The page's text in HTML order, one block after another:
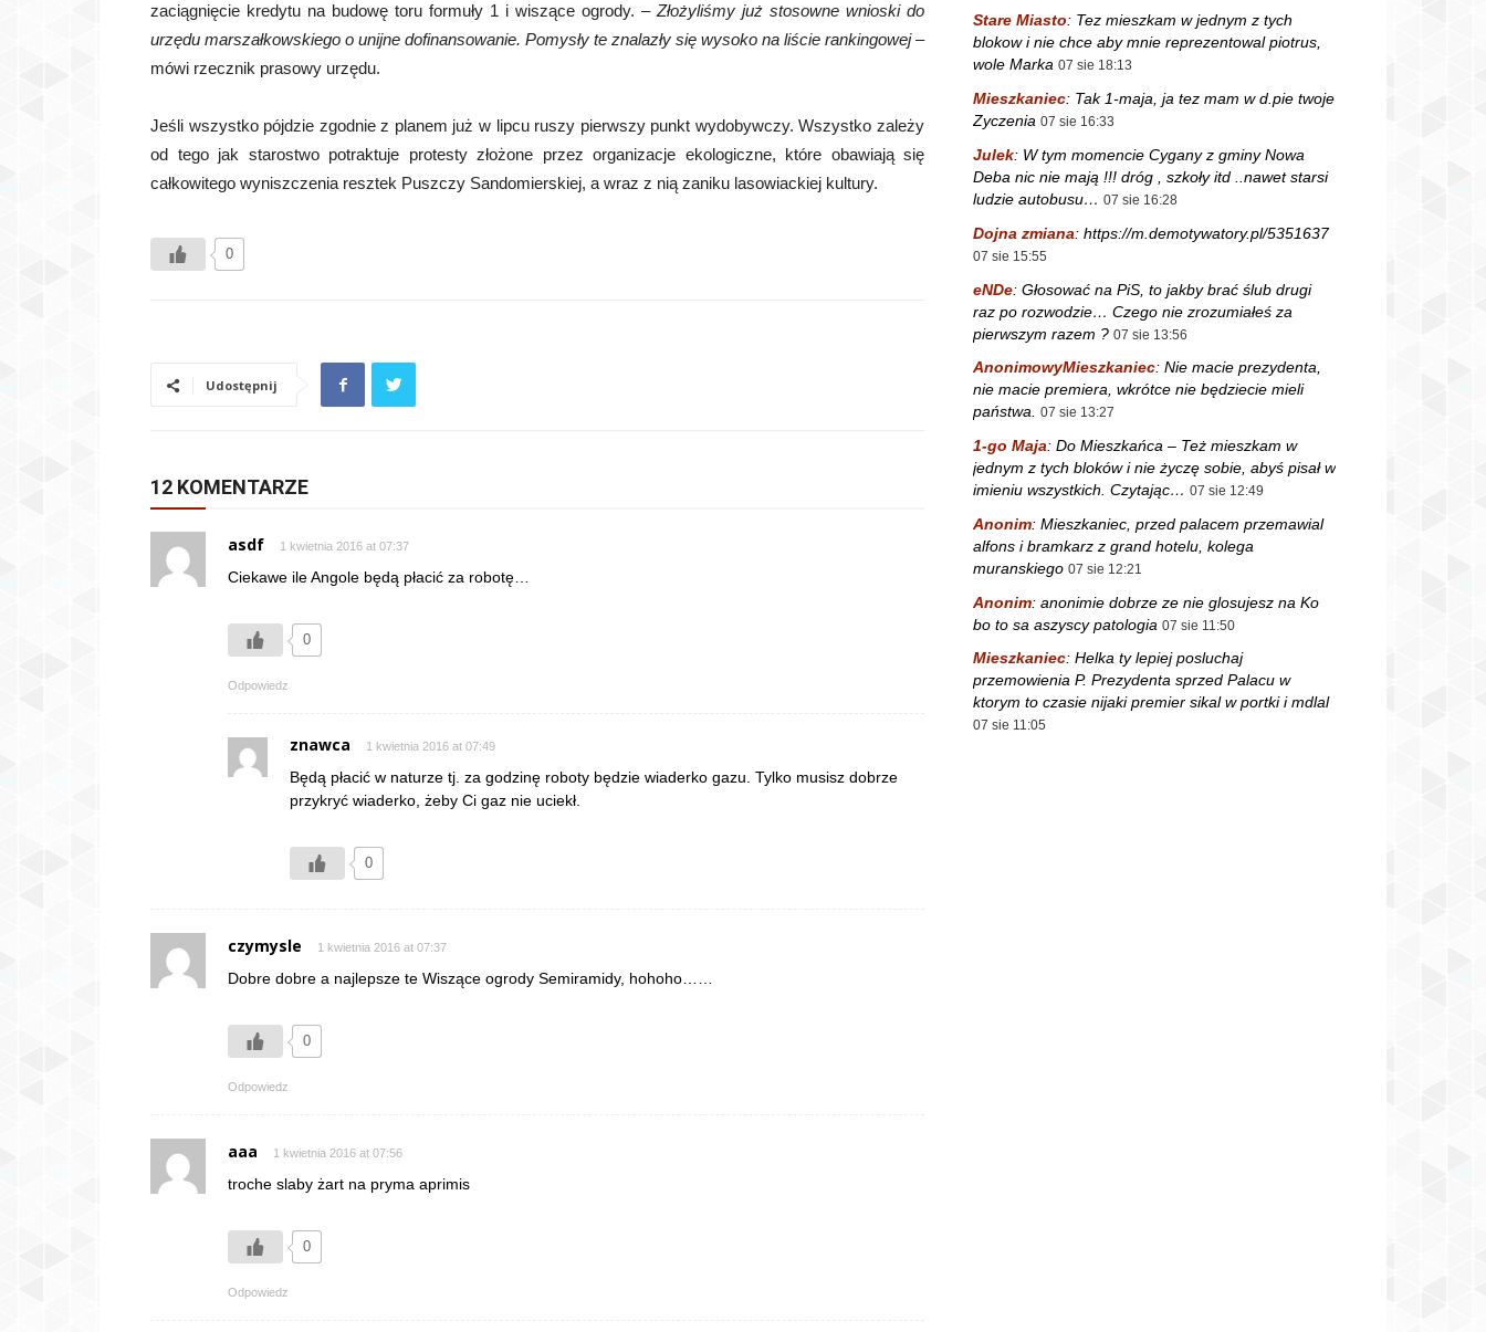
zaciągnięcie kredytu na budowę toru formuły 1 i wiszące ogrody. – Złożyliśmy już stosowne wnioski do
urzędu marszałkowskiego o unijne dofinansowanie. Pomysły te znalazły się wysoko na liście rankingowej–
mówi rzecznik prasowy urzędu.
Jeśli wszystko pójdzie zgodnie z planem już w lipcu ruszy pierwszy punkt wydobywczy. Wszystko zależy
od tego jak starostwo potraktuje protesty złożone przez organizacje ekologiczne, które obawiają się
całkowitego wyniszczenia resztek Puszczy Sandomierskiej, a wraz z nią zaniku lasowiackiej kultury.
0
Udostępnij
12 KOMENTARZE
asdf 1 kwietnia 2016 at 07:37
Ciekawe ile Angole będą płacić za robotę…
0
Odpowiedz
znawca 1 kwietnia 2016 at 07:49
Będą płacić w naturze tj. za godzinę roboty będzie wiaderko gazu. Tylko musisz dobrze
przykryć wiaderko, żeby Ci gaz nie uciekł.
0
czymysle 1 kwietnia 2016 at 07:37
Dobre dobre a najlepsze te Wiszące ogrody Semiramidy, hohoho……
0
Odpowiedz
aaa 1 kwietnia 2016 at 07:56
troche slaby żart na pryma aprimis
0
Odpowiedz
Stare Miasto: Tez mieszkam w jednym z tych
blokow i nie chce aby mnie reprezentowal piotrus,
wole Marka 07 sie 18:13
Mieszkaniec: Tak 1-maja, ja tez mam w d.pie twoje
Zyczenia 07 sie 16:33
Julek: W tym momencie Cygany z gminy Nowa
Deba nic nie mają !!! dróg , szkoły itd ..nawet starsi
ludzie autobusu… 07 sie 16:28
Dojna zmiana: https://m.demotywatory.pl/5351637
07 sie 15:55
eNDe: Głosować na PiS, to jakby brać ślub drugi
raz po rozwodzie… Czego nie zrozumiałeś za
pierwszym razem ? 07 sie 13:56
AnonimowyMieszkaniec: Nie macie prezydenta,
nie macie premiera, wkrótce nie będziecie mieli
państwa. 07 sie 13:27
1-go Maja: Do Mieszkańca – Też mieszkam w
jednym z tych bloków i nie życzę sobie, abyś pisał w
imieniu wszystkich. Czytając… 07 sie 12:49
Anonim: Mieszkaniec, przed palacem przemawial
alfons i bramkarz z grand hotelu, kolega
muranskiego 07 sie 12:21
Anonim: anonimie dobrze ze nie glosujesz na Ko
bo to sa aszyscy patologia 07 sie 11:50
Mieszkaniec: Helka ty lepiej posluchaj
przemowienia P. Prezydenta sprzed Palacu w
ktorym to czasie nijaki premier sikal w portki i mdlal
07 sie 11:05